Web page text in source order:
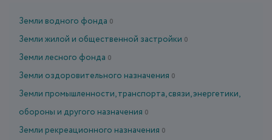
Земли водного фонда 0
Земли жилой и общественной застройки 0
Земли лесного фонда 0
Земли оздоровительного назначения 0
Земли промышленности, транспорта, связи, энергетики,
обороны и другого назначения 0
Земли рекреационного назначения 0